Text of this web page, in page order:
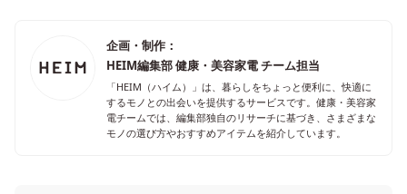
企画・制作：
HEIM編集部 健康・美容家電 チーム担当
「HEIM（ハイム）」は、暮らしをちょっと便利に、快適に
するモノとの出会いを提供するサービスです。健康・美容家
電チームでは、編集部独自のリサーチに基づき、さまざまな
モノの選び方やおすすめアイテムを紹介しています。